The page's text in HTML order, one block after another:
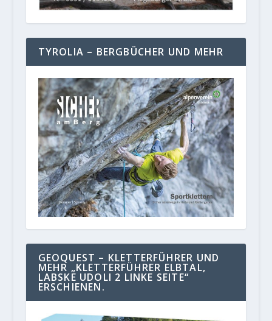
TYROLIA – BERGBÜCHER UND MEHR
GEOQUEST – KLETTERFÜHRER UND
MEHR „KLETTERFÜHRER ELBTAL,
LABSKE UDOLI 2 LINKE SEITE“
ERSCHIENEN.